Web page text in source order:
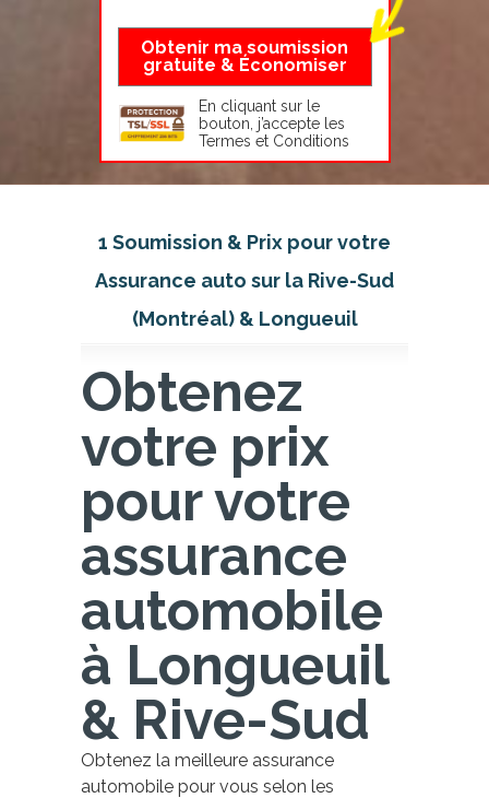
En cliquant sur le
bouton, j’accepte les
Termes et Conditions
1 Soumission & Prix pour votre
Assurance auto sur la Rive-Sud
(Montréal) & Longueuil
Obtenez
votre prix
pour votre
assurance
automobile
à Longueuil
& Rive-Sud
Obtenez la meilleure assurance
automobile pour vous selon les